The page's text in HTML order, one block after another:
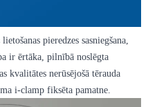
pieredzes sasniegšana,
ir ērtāka, pilnībā noslēgta
kvalitātes nerūsējošā tērauda
i-clamp fiksēta pamatne.